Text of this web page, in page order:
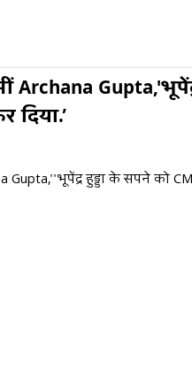
Archana
Gupta,''भूपेंद्र हुड्डा के सपने को